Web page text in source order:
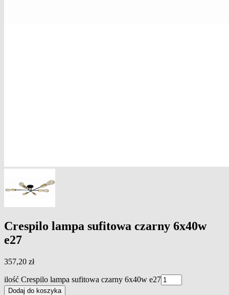
Crespilo lampa sufitowa czarny 6x40w
e27
357,20 zł
ilość Crespilo lampa sufitowa czarny 6x40w e27
Dodaj do koszyka